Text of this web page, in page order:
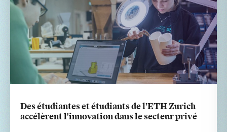
Des étudiantes et étudiants de l'ETH Zurich
accélèrent l'innovation dans le secteur privé